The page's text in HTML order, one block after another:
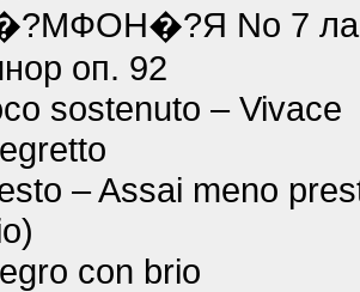
No 7 ла
оп. 92
sostenuto – Vivace
– Assai meno
con brio